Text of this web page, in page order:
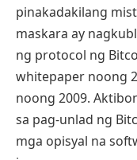
pinakadakilang
maskara ay
ng protocol ng
whitepaper noong
noong 2009.
sa pag-unlad ng
mga opisyal na